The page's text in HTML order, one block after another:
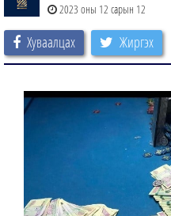
2023 оны 12 сарын 12
Хуваалцах Жиргэх